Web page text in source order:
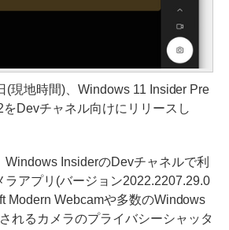
(現地時間)、Windows 11 Insider Pre
Devチャネル向けにリリースし
InsiderのDevチャネルで利
ラアプリ(バージョン2022.2207.29.0
Modern Webcamや多数のWindows
れるカメラのプライバシーシャッタ